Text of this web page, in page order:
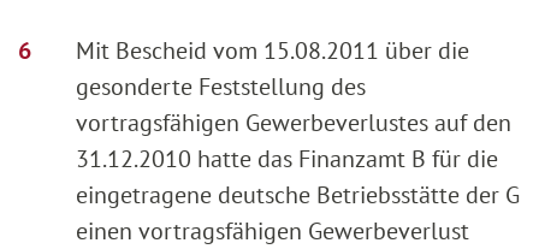
Mit Bescheid vom 15.08.2011 über die
gesonderte Feststellung des
vortragsfähigen Gewerbeverlustes auf den
31.12.2010 hatte das Finanzamt B für die
eingetragene deutsche Betriebsstätte der G
einen vortragsfähigen Gewerbeverlust